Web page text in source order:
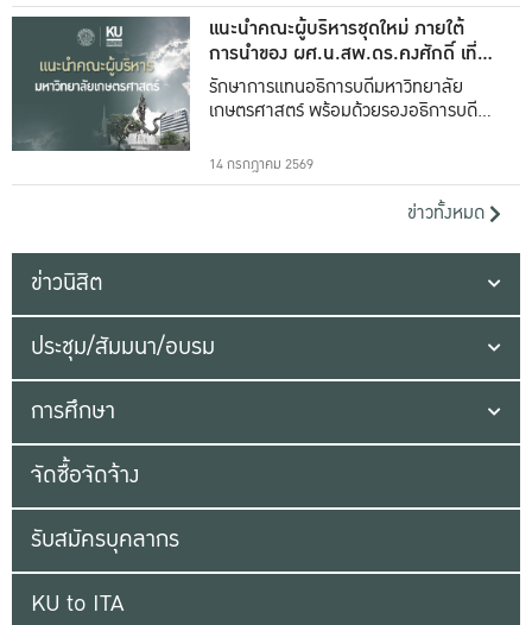
แนะนำคณะผู้บริหารชุดใหม่ ภายใต้
การนำของ ผศ.น.สพ.ดร.คงศักดิ์ เที่ยง
ธรรม
รักษาการแทนอธิการบดีมหาวิทยาลัย
เกษตรศาสตร์ พร้อมด้วยรองอธิการบดีทั้ง
14 กรกฎาคม 2569
ข่าวทั้งหมด
ข่าวนิสิต
ประชุม/สัมมนา/อบรม
การศึกษา
จัดซื้อจัดจ้าง
รับสมัครบุคลากร
KU to ITA